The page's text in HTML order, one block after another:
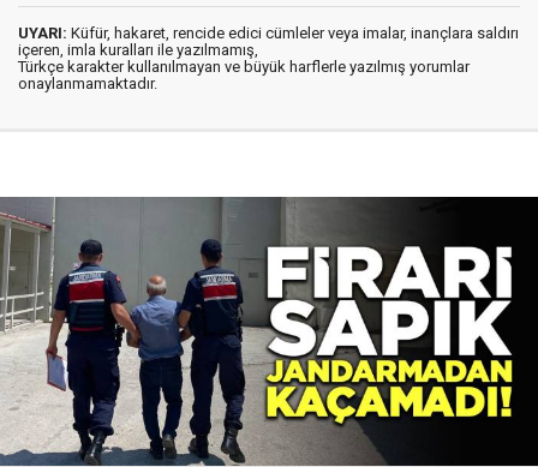
UYARI: Küfür, hakaret, rencide edici cümleler veya imalar, inançlara saldırı
içeren, imla kuralları ile yazılmamış,
Türkçe karakter kullanılmayan ve büyük harflerle yazılmış yorumlar
onaylanmamaktadır.